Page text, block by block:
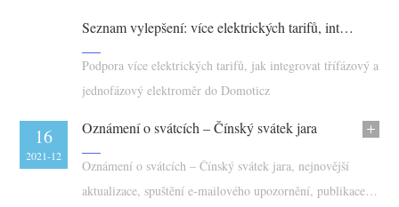
Simulátor IAMMETER
Virtuální měřič
Obchod
automatizaci.
Seznam vylepšení: více elektrických tarifů, integrace elektroměru do Domoticz
Podpora více elektrických tarifů, jak integrovat třífázový a
jednofázový elektroměr do Domoticz
07
2022-01
Oznámení o svátcích – Čínský svátek jara
Oznámení o svátcích – Čínský svátek jara, nejnovější
aktualizace, spuštění e-mailového upozornění, publikace
16
2021-12